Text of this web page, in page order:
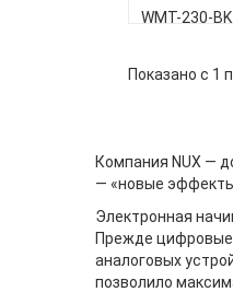
WMT-230-
6/
Показано с 1
Компания NUX —
— «новые
Электронная
Прежде цифровые
аналоговых
позволило